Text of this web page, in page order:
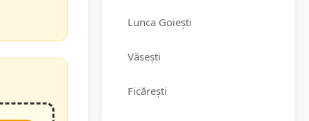
Lunca Goiești
Văsești
Ficărești